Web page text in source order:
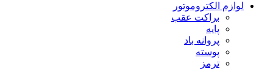
لوازم الکتروموتور
براکت عقب
پایه
پروانه باد
پوسته
ترمز